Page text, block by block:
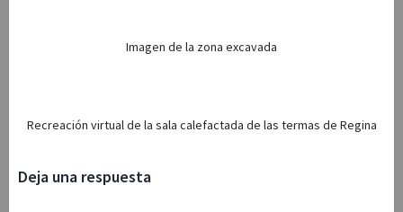
Imagen de la zona excavada
Recreación virtual de la sala calefactada de las termas de Regina
Deja una respuesta